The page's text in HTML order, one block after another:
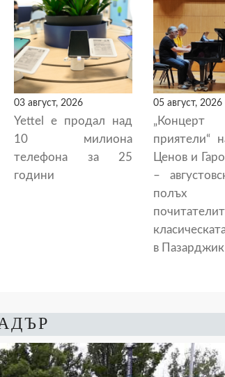
03 август, 2026
Yettel е продал над
10 милиона
телефона за 25
години
05 август, 2026
приятели“
Ценов и
–
в Пазарджик